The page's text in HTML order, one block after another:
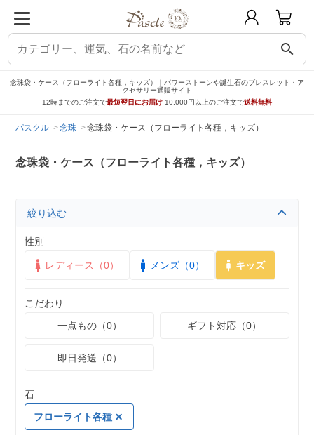
search
念珠袋・ケース（フローライト各種，キッズ）｜パワーストーンや誕生石のブレスレット・ア
クセサリー通販サイト
12時までのご注文で最短翌日にお届け 10,000円以上のご注文で送料無料
パスクル 念珠 念珠袋・ケース（フローライト各種，キッズ）
念珠袋・ケース（フローライト各種，キッズ）
絞り込む
性別
レディース（0） メンズ（0） キッズ
こだわり
一点もの（0）
ギフト対応（0）
即日発送（0）
石
フローライト各種